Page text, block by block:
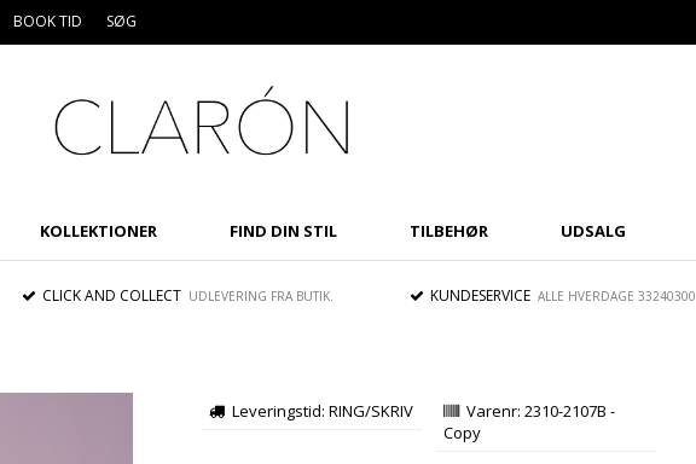
BOOK TID SØG
KOLLEKTIONER FIND DIN STIL TILBEHØR UDSALG
CLICK AND COLLECT UDLEVERING FRA BUTIK. KUNDESERVICE ALLE HVERDAGE 33240300
Leveringstid: RING/SKRIV Varenr: 2310-2107B -
Copy